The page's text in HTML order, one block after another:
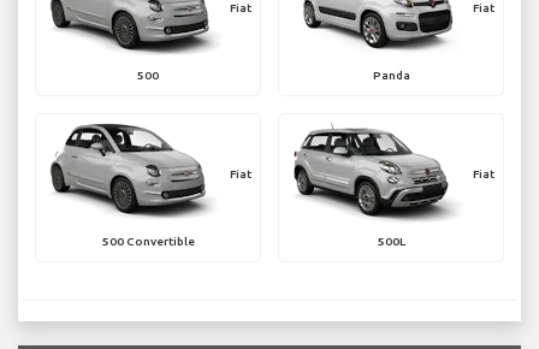
Fiat
500
Fiat
Panda
Fiat
500 Convertible
Fiat
500L